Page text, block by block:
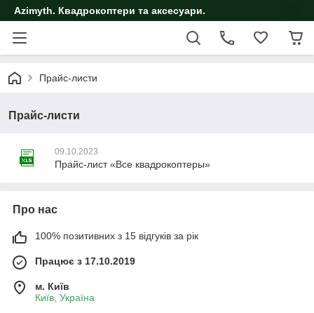
Azimyth. Квадрокоптери та аксесуари.
Прайс-листи
Прайс-листи
09.10.2023
Прайс-лист «Все квадрокоптеры»
Про нас
100% позитивних з 15 відгуків за рік
Працює з 17.10.2019
м. Київ
Київ, Україна